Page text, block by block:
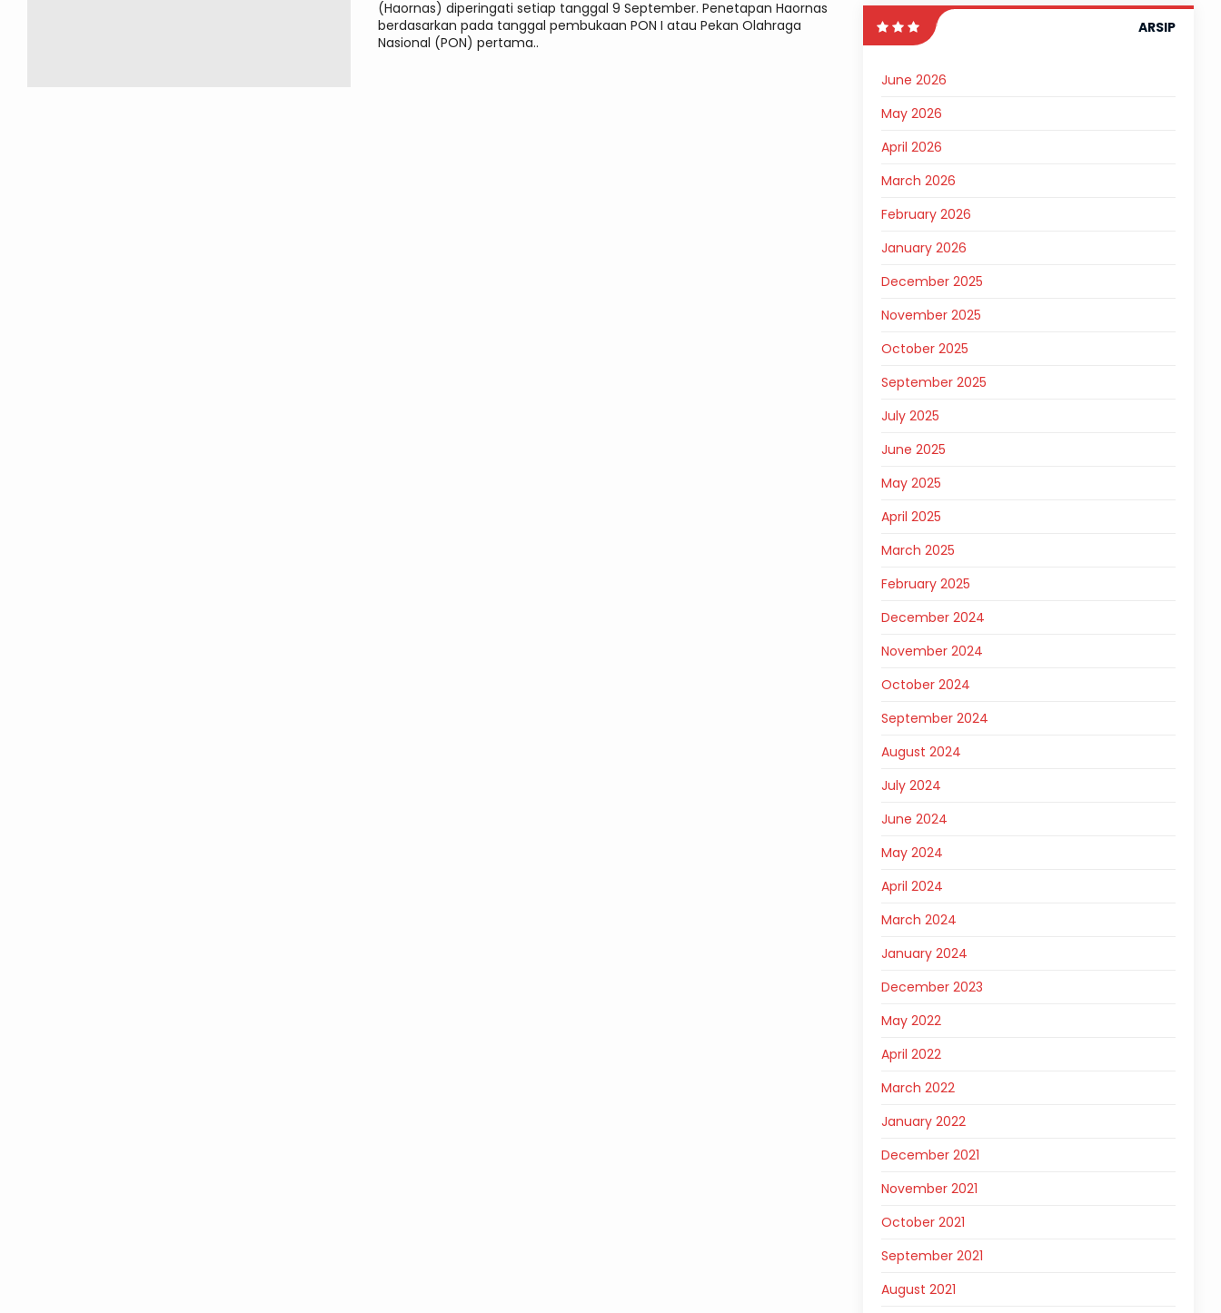
(Haornas) diperingati setiap tanggal 9 September. Penetapan Haornas
berdasarkan pada tanggal pembukaan PON I atau Pekan Olahraga
Nasional (PON) pertama..
ARSIP
June 2026
May 2026
April 2026
March 2026
February 2026
January 2026
December 2025
November 2025
October 2025
September 2025
July 2025
June 2025
May 2025
April 2025
March 2025
February 2025
December 2024
November 2024
October 2024
September 2024
August 2024
July 2024
June 2024
May 2024
April 2024
March 2024
January 2024
December 2023
May 2022
April 2022
March 2022
January 2022
December 2021
November 2021
October 2021
September 2021
August 2021